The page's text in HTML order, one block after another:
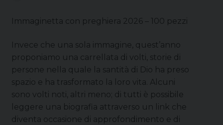
Immaginetta con preghiera 2026 – 100 pezzi
Invece che una sola immagine, quest’anno
proponiamo una carrellata di volti, storie di
persone nella quale la santità di Dio ha preso
spazio e ha trasformato la loro vita. Alcuni
sono volti noti, altri meno; di tutti è possibile
leggere una biografia attraverso un link che
diventa occasione di approfondimento e di